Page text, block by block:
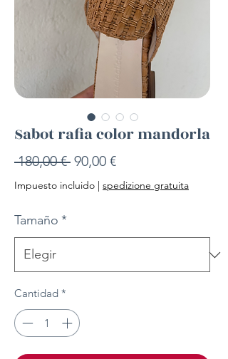
Sabot rafia color mandorla
180,00 € Precio
90,00 €Precio
de
Impuesto incluido | spedizione gratuita
Tamaño *
Cantidad *